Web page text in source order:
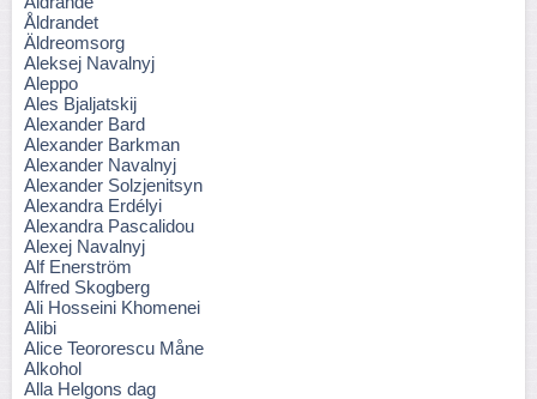
Åldrandet
Äldreomsorg
Aleksej Navalnyj
Aleppo
Ales Bjaljatskij
Alexander Bard
Alexander Barkman
Alexander Navalnyj
Alexander Solzjenitsyn
Alexandra Erdélyi
Alexandra Pascalidou
Alexej Navalnyj
Alf Enerström
Alfred Skogberg
Ali Hosseini Khomenei
Alibi
Alice Teororescu Måne
Alkohol
Alla Helgons dag